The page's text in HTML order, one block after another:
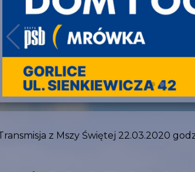
z Mszy Świętej 22.03.2020